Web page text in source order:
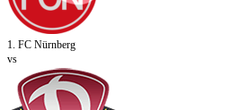
1. FC Nürnberg
vs